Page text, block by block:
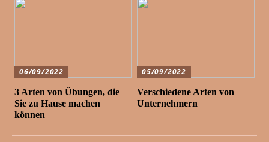
06/09/2022
3 Arten von Übungen, die
Sie zu Hause machen
können
05/09/2022
Verschiedene Arten von
Unternehmern